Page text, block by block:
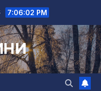
7:06:04 PM